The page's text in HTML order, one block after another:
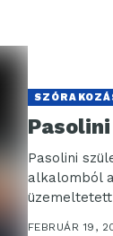
Pasolini
alkalomból
FEBRUÁR 19,